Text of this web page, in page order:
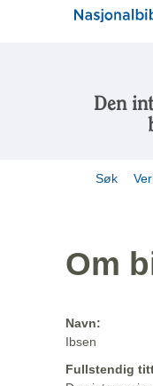
Den
Søk
Om
Navn:
Ibsen
Fullstendig